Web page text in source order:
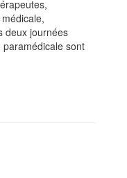
deux journées
paramédicale sont